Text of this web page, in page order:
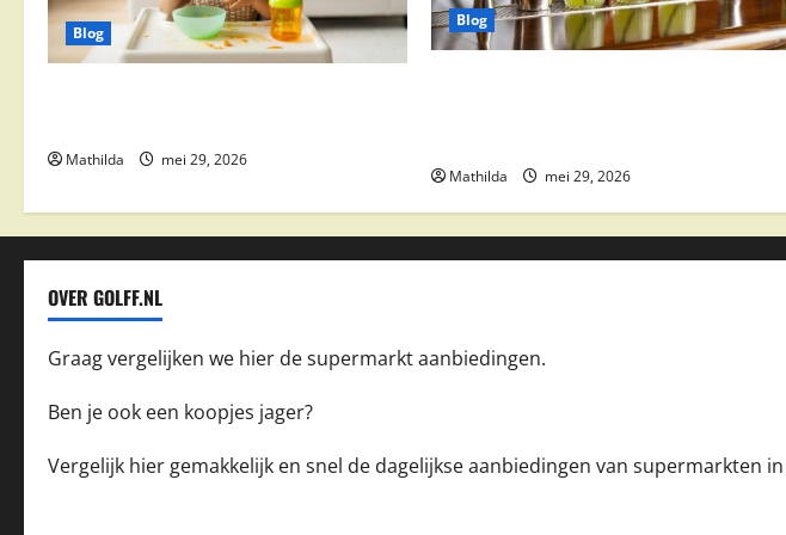
Blog
Mathilda mei 29, 2026
Blog
Mathilda mei 29, 2026
OVER GOLFF.NL
Graag vergelijken we hier de supermarkt aanbiedingen.
Ben je ook een koopjes jager?
Vergelijk hier gemakkelijk en snel de dagelijkse aanbiedingen van supermarkten